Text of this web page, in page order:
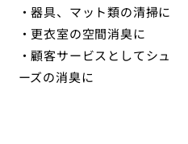
・器具、マット類の清掃に
・更衣室の空間消臭に
・顧客サービスとしてシュ
ーズの消臭に